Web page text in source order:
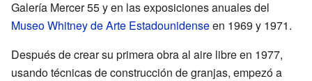
Galería Mercer 55 y en las exposiciones anuales del
Museo Whitney de Arte Estadounidenseen 1969 y 1971.
Después de crear su primera obra al aire libre en 1977,
usando técnicas de construcción de granjas, empezó a